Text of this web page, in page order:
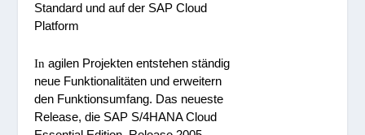
Standard und auf der SAP Cloud
Platform
In agilen Projekten entstehen ständig
neue Funktionalitäten und erweitern
den Funktionsumfang. Das neueste
Release, die SAP S/4HANA Cloud